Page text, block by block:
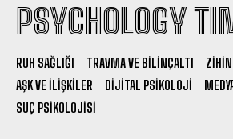
PSYCHOLOGY
RUH SAĞLIĞI TRAVMA VE BILINÇALTI
AŞK VE İLIŞKILER
DIJITAL PSIKOLOJI
SUÇ PSIKOLOJISI